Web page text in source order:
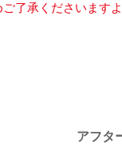
了承くださいます
アフタ